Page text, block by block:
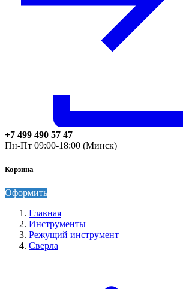
+7 499 490 57 47
Пн-Пт 09:00-18:00 (Минск)
Корзина
Оформить
Главная
Инструменты
Режущий инструмент
Сверла